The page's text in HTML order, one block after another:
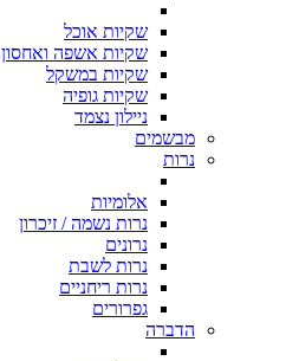
שקיות אוכל
שקיות אשפה ואחסון
שקיות במשקל
שקיות גופיה
ניילון נצמד
מבשמים
נרות
אלומיות
נרות נשמה / זיכרון
נרונים
נרות לשבת
נרות ריחניים
גפרורים
הדברה